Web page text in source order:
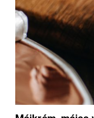
A
R
Y